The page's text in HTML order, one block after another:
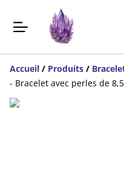
Accueil / Produits /
- Bracelet avec perles de